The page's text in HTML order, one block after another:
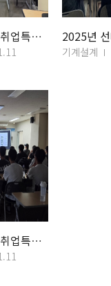
2025년 선배초청 취업특강 (포스코 A&C)
기계설계
2025년 선배초청 취업특강 (현대자동차)